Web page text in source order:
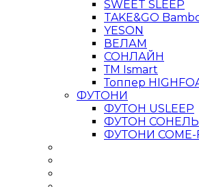
SWEET SLEEP
TAKE&GO
YESON
ВЕЛАМ
СОНЛАЙН
ТМ Ismart
Топпер
ФУТОНИ
ФУТОН USLEEP
ФУТОН СОНЕЛЬ
ФУТОНИ COME-